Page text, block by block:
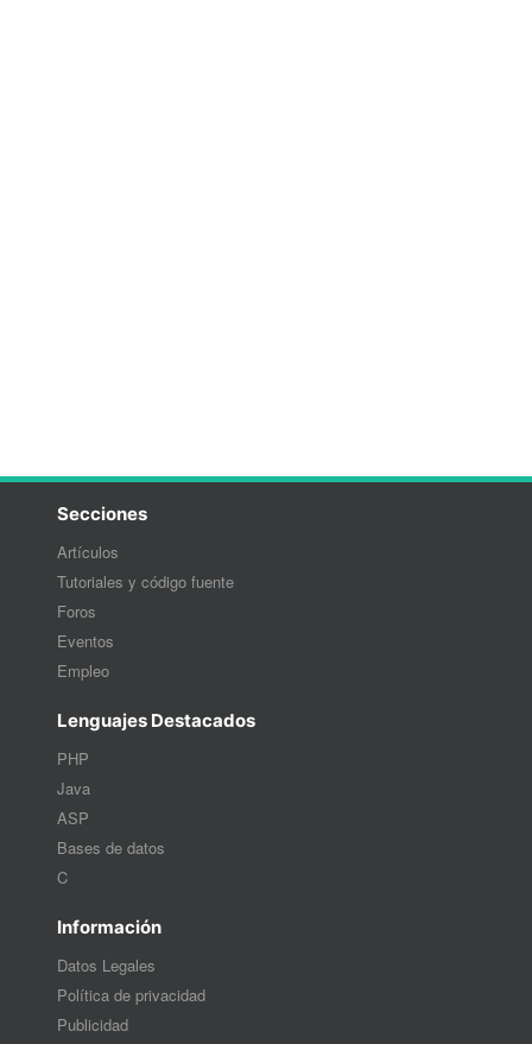
Secciones
Artículos
Tutoriales y código fuente
Foros
Eventos
Empleo
Lenguajes Destacados
PHP
Java
ASP
Bases de datos
C
Información
Datos Legales
Política de privacidad
Publicidad